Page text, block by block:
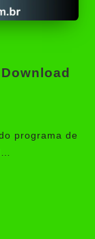
programa de